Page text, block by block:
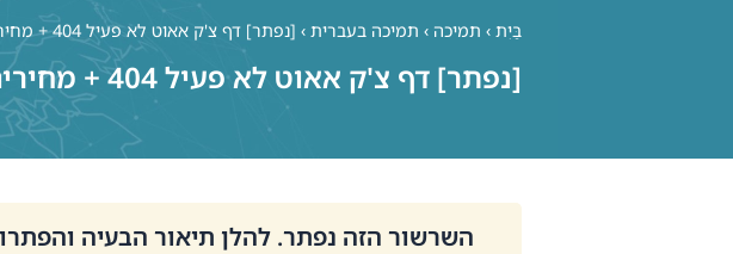
בַּיִת › תמיכה › תמיכה בעברית › [נפתר] דף צ'ק אאוט לא פעיל 404 + מחירים בש
[נפתר] דף צ'ק אאוט לא פעיל 404 + מחירים בש
השרשור הזה נפתר. להלן תיאור הבעיה